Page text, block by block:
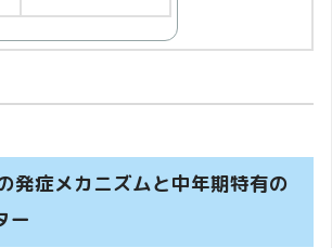
発症メカニズムと中年期特有の
ー